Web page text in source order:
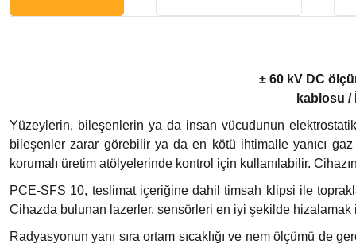
± 60 kV DC
kablosu /
Yüzeylerin, bileşenlerin ya da insan vücudunun
bileşenler zarar görebilir ya da en kötü ihtimalle yanıcı
korumalı üretim atölyelerinde kontrol için kullanılabilir.
PCE-SFS 10, teslimat içeriğine dahil timsah klipsi ile
Cihazda bulunan lazerler, sensörleri en iyi şekilde hizalamak
Radyasyonun yanı sıra ortam sıcaklığı ve nem ölçümü de